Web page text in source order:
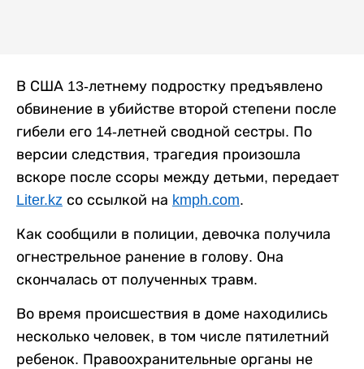
В США 13-летнему подростку предъявлено
обвинение в убийстве второй степени после
гибели его 14-летней сводной сестры. По
версии следствия, трагедия произошла
вскоре после ссоры между детьми, передает
Liter.kz со ссылкой на kmph.com.
Как сообщили в полиции, девочка получила
огнестрельное ранение в голову. Она
скончалась от полученных травм.
Во время происшествия в доме находились
несколько человек, в том числе пятилетний
ребенок. Правоохранительные органы не